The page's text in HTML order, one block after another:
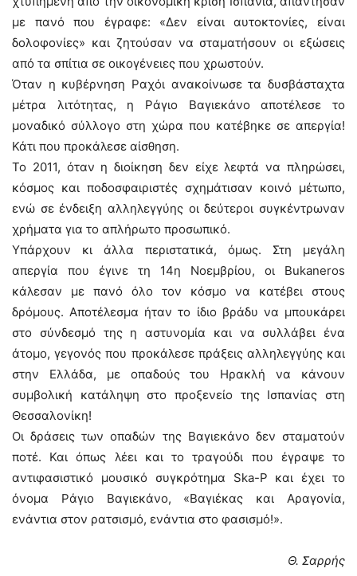
με πανό που έγραφε: «Δεν είναι αυτοκτονίες, είναι
δολοφονίες» και ζητούσαν να σταματήσουν οι εξώσεις
από τα σπίτια σε οικογένειες που χρωστούν.
Όταν η κυβέρνηση Ραχόι ανακοίνωσε τα δυσβάσταχτα
μέτρα λιτότητας, η Ράγιο Βαγιεκάνο αποτέλεσε το
μοναδικό σύλλογο στη χώρα που κατέβηκε σε απεργία!
Κάτι που προκάλεσε αίσθηση.
Το 2011, όταν η διοίκηση δεν είχε λεφτά να πληρώσει,
κόσμος και ποδοσφαιριστές σχημάτισαν κοινό μέτωπο,
ενώ σε ένδειξη αλληλεγγύης οι δεύτεροι συγκέντρωναν
χρήματα για το απλήρωτο προσωπικό.
Υπάρχουν κι άλλα περιστατικά, όμως. Στη μεγάλη
απεργία που έγινε τη 14η Νοεμβρίου, οι Bukaneros
κάλεσαν με πανό όλο τον κόσμο να κατέβει στους
δρόμους. Αποτέλεσμα ήταν το ίδιο βράδυ να μπουκάρει
στο σύνδεσμό της η αστυνομία και να συλλάβει ένα
άτομο, γεγονός που προκάλεσε πράξεις αλληλεγγύης και
στην Ελλάδα, με οπαδούς του Ηρακλή να κάνουν
συμβολική κατάληψη στο προξενείο της Ισπανίας στη
Θεσσαλονίκη!
Οι δράσεις των οπαδών της Βαγιεκάνο δεν σταματούν
ποτέ. Και όπως λέει και το τραγούδι που έγραψε το
αντιφασιστικό μουσικό συγκρότημα Ska-P και έχει το
όνομα Ράγιο Βαγιεκάνο, «Βαγιέκας και Αραγονία,
ενάντια στον ρατσισμό, ενάντια στο φασισμό!».
Θ. Σαρρής